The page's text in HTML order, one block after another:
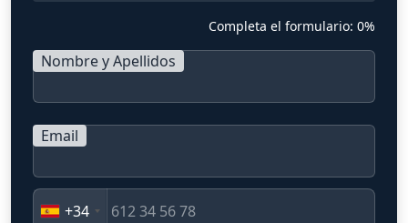
Completa el formulario: 0%
Nombre y Apellidos
Email
+34